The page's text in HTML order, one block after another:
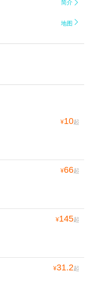
简介 
地图 
¥10起
¥66起
¥145起
¥31.2起